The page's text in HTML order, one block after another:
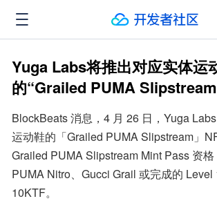
Yuga Labs将推出对应实体运
的“Grailed PUMA
BlockBeats 消息，4 月 26 日，Yuga
运动鞋的「Grailed PUMA Slipstream」
Grailed PUMA Slipstream Mint Pass 资
PUMA Nitro、Gucci Grail 或完成的 Level
10KTF。